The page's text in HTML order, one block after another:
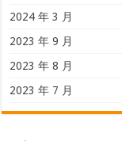
2024 年 3 月
2023 年 9 月
2023 年 8 月
2023 年 7 月